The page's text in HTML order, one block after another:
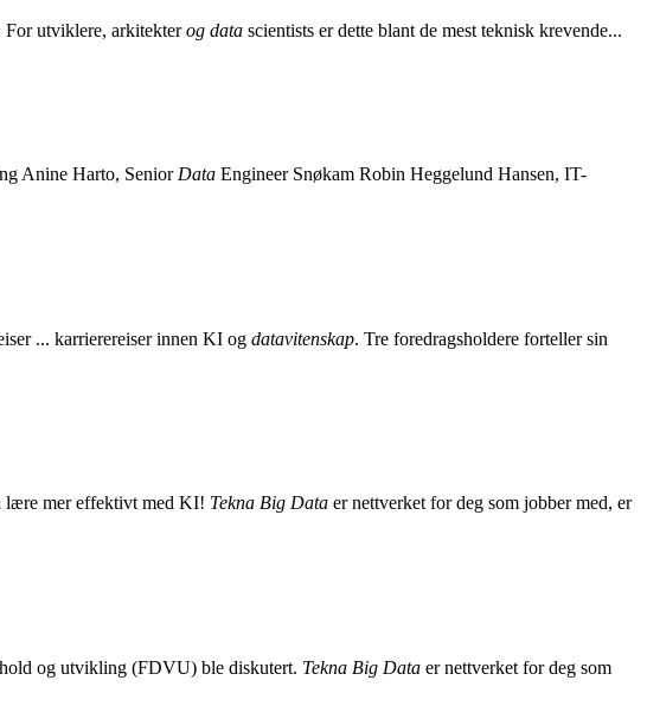
For utviklere, arkitekterog data scientists er dette blant de mest teknisk krevende...
Anine Harto, Senior Data Engineer Snøkam Robin Heggelund Hansen, IT-
... karrierereiser innen KI og datavitenskap. Tre foredragsholdere forteller sin
lære mer effektivt med KI! Tekna Big Data er nettverket for deg som jobber med, er
og utvikling (FDVU) ble diskutert. Tekna Big Data er nettverket for deg som